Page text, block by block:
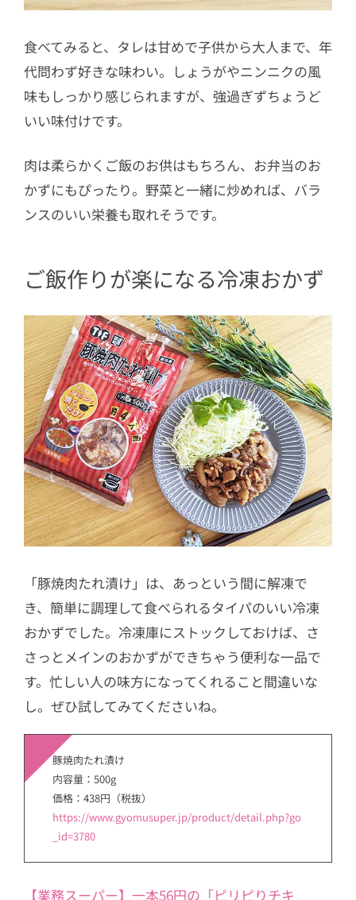
食べてみると、タレは甘めで子供から大人まで、年
代問わず好きな味わい。しょうがやニンニクの風
味もしっかり感じられますが、強過ぎずちょうど
いい味付けです。
肉は柔らかくご飯のお供はもちろん、お弁当のお
かずにもぴったり。野菜と一緒に炒めれば、バラ
ンスのいい栄養も取れそうです。
ご飯作りが楽になる冷凍おかず
「豚焼肉たれ漬け」は、あっという間に解凍で
き、簡単に調理して食べられるタイパのいい冷凍
おかずでした。冷凍庫にストックしておけば、さ
さっとメインのおかずができちゃう便利な一品で
す。忙しい人の味方になってくれること間違いな
し。ぜひ試してみてくださいね。
豚焼肉たれ漬け
内容量：500g
価格：438円（税抜）
https://www.gyomusuper.jp/product/detail.php?go
_id=3780
【業務スーパー】一本56円の「ピリピりチキ